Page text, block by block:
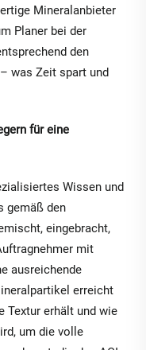
Mineralanbieter
Planer bei der
den
was Zeit spart und
für eine
Wissen und
gemäß den
eingebracht,
mit
ausreichende
erreicht
Textur erhält und wie
um die volle